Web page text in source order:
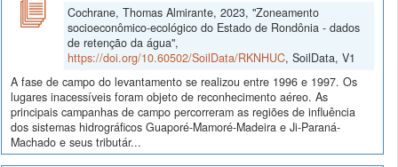
Cochrane, Thomas Almirante, 2023, "Zoneamento
socioeconômico-ecológico do Estado de Rondônia - dados
de retenção da água",
https://doi.org/10.60502/SoilData/RKNHUC, SoilData, V1
A fase de campo do levantamento se realizou entre 1996 e 1997. Os
lugares inacessíveis foram objeto de reconhecimento aéreo. As
principais campanhas de campo percorreram as regiões de influência
dos sistemas hidrográficos Guaporé-Mamoré-Madeira e Ji-Paraná-
Machado e seus tributár...